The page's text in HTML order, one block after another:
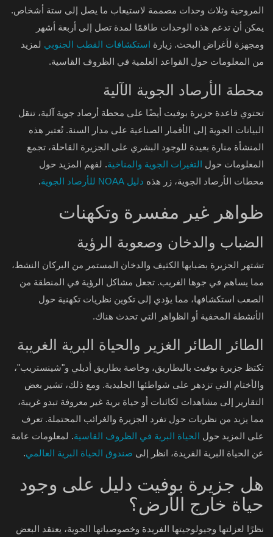
المروحية وثلاث وحدات مصممة لاستيعاب ما يصل إلى ستة أشخاص.
يمكن أن تدعم هذه الوحدات طاقمًا لمدة تصل إلى أربعة أشهر
ومجهزة لأغراض البحث. زيارة استكشافات القطب الجنوبي لمزيد
من المعلومات حول القواعد العلمية في الظروف القاسية.
محطة الأرصاد الجوية الآلية
تحتوي قاعدة جزيرة بوفيت أيضًا على محطة أرصاد جوية آلية، تنقل
البيانات الجوية إلى الأقمار الصناعية على مدار السنة. تُعتبر هذه
المنشأة منارة بعيدة للوجود البشري على الجزيرة القاحلة، تجمع
المعلومات حول التغيرات الجوية والمناخية. لفهم المزيد حول
محطات الأرصاد الجوية، زر هذه دليل NOAA للأرصاد الجوية .
ظواهر غير مفسرة وتكهنات
الضباب والدخان وصعوبة الرؤية
تشتهر الجزيرة بضبابها الكثيف والدخان المستمر من البركان النشط،
مما يساهم في جوها الغريب. تجعل مشاكل الرؤية في المنطقة من
الصعب استكشافها، مما يؤدي إلى تكوين نظريات تكهنية حول
الأنشطة المخفية أو الظواهر التي تحدث هناك.
الطائر الطائر الغزير والحياة البرية الغريبة
تكتظ جزيرة بوفيت بالبطاريق، وخاصة بطاريق أديلي و"شينستريب"،
والأختام التي تزدهر على شواطئها الجليدية. ومع ذلك، تشير بعض
التقارير إلى مشاهدات لكائنات أو حياة برية غير معروفة تبدو غريبة،
مما يزيد من نظريات حول تفرد الجزيرة والغرائب المحتملة. تعرف
على المزيد حول الحياة البرية في الظروف القاسية. لمعلومات عامة
عن الحياة البرية الفريدة، انظر إلى صندوق الحياة البرية العالمي.
هل جزيرة بوفيت دليل على وجود
حياة خارج الأرض؟
نظرًا لعزلتها وجيولوجيتها الفريدة وخصوصياتها الجوية، يعتقد البعض